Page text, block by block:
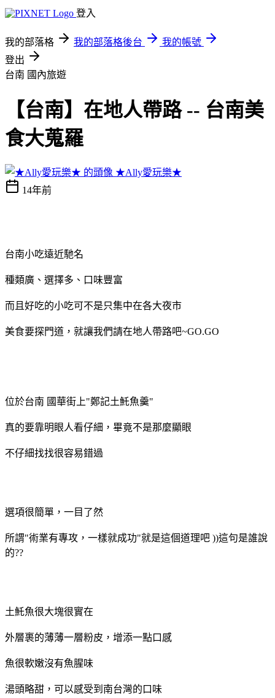
登入
我的部落格 我的部落格後台
我的帳號
登出
台南 國內旅遊
【台南】在地人帶路 -- 台南美
食大蒐羅
★Ally愛玩樂★
14年前
台南小吃遠近馳名
種類廣、選擇多、口味豐富
而且好吃的小吃可不是只集中在各大夜市
美食要探門道，就讓我們請在地人帶路吧~GO.GO
位於台南 國華街上"鄭記土魠魚羹"
真的要靠明眼人看仔細，畢竟不是那麼顯眼
不仔細找找很容易錯過
選項很簡單，一目了然
所謂"術業有專攻，一樣就成功"就是這個道理吧 ))這句是誰說
的??
土魠魚很大塊很實在
外層裹的薄薄一層粉皮，增添一點口感
魚很軟嫩沒有魚腥味
湯頭略甜，可以感受到南台灣的口味